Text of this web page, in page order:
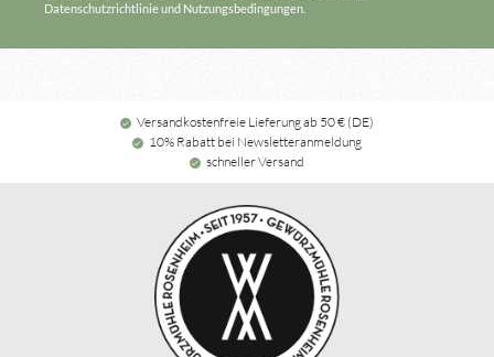
Datenschutzrichtlinieund Nutzungsbedingungen
Versandkostenfreie Lieferung ab 50 € (DE)
10% Rabatt bei Newsletteranmeldung
schneller Versand